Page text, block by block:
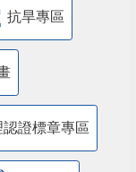
抗旱專區
證標章專區